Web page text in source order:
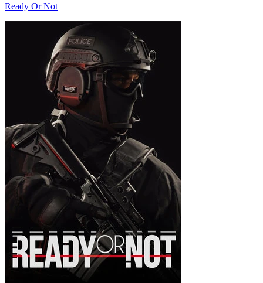
Ready Or Not